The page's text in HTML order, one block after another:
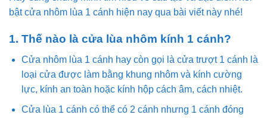
bật cửa nhôm lùa 1 cánh hiện nay qua bài viết này nhé!
1. Thế nào là cửa lùa nhôm kính 1 cánh?
Cửa nhôm lùa 1 cánh hay còn gọi là cửa trượt 1 cánh là
loại cửa được làm bằng khung nhôm và kính cường
lực, kính an toàn hoặc kính hộp cách âm, cách nhiệt.
Cửa lùa 1 cánh có thể có 2 cánh nhưng 1 cánh đóng